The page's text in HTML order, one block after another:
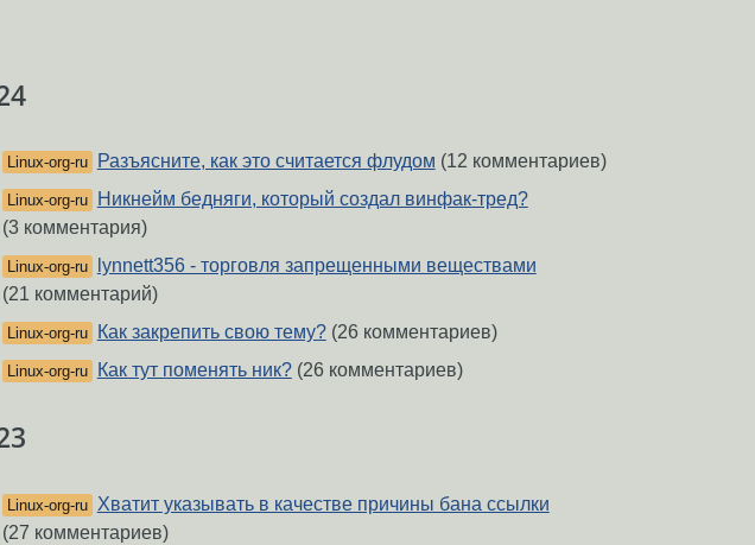
Linux-org-ru Разъясните, как это считается флудом (12 комментариев)
Linux-org-ru
Никнейм бедняги, который создал винфак-тред?
(3 комментария)
Linux-org-ru
lynnett356 - торговля запрещенными веществами
(21 комментарий)
Linux-org-ru Как закрепить свою тему?(26 комментариев)
Linux-org-ru Как тут поменять ник?(26 комментариев)
Linux-org-ru
Хватит указывать в качестве причины бана ссылки
(27 комментариев)